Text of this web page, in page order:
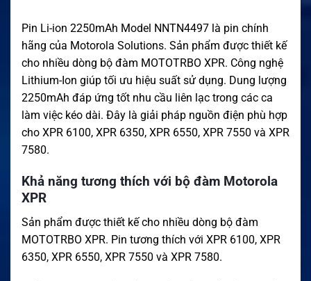
Pin Li-ion 2250mAh Model NNTN4497 là pin chính
hãng của Motorola Solutions. Sản phẩm được thiết kế
cho nhiều dòng bộ đàm MOTOTRBO XPR. Công nghệ
Lithium-Ion giúp tối ưu hiệu suất sử dụng. Dung lượng
2250mAh đáp ứng tốt nhu cầu liên lạc trong các ca
làm việc kéo dài. Đây là giải pháp nguồn điện phù hợp
cho XPR 6100, XPR 6350, XPR 6550, XPR 7550 và XPR
7580.
Khả năng tương thích với bộ đàm Motorola
XPR
Sản phẩm được thiết kế cho nhiều dòng bộ đàm
MOTOTRBO XPR. Pin tương thích với XPR 6100, XPR
6350, XPR 6550, XPR 7550 và XPR 7580.